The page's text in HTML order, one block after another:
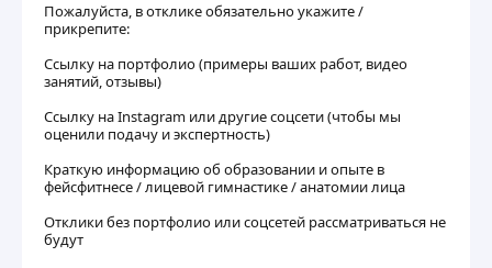
Пожалуйста, в отклике обязательно укажите /
прикрепите:
Ссылку на портфолио (примеры ваших работ, видео
занятий, отзывы)
Ссылку на Instagram или другие соцсети (чтобы мы
оценили подачу и экспертность)
Краткую информацию об образовании и опыте в
фейсфитнесе / лицевой гимнастике / анатомии лица
Отклики без портфолио или соцсетей рассматриваться не
будут